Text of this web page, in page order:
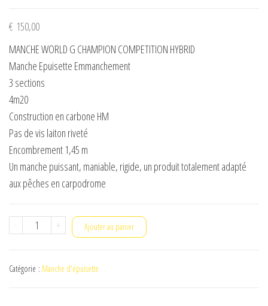
€ 150,00
MANCHE WORLD G CHAMPION COMPETITION HYBRID
Manche Epuisette Emmanchement
3 sections
4m20
Construction en carbone HM
Pas de vis laiton riveté
Encombrement 1,45 m
Un manche puissant, maniable, rigide, un produit totalement adapté
aux pêches en carpodrome
-
quantité
world
+ Ajouter au panier
Catégorie : Manche d'épuisette